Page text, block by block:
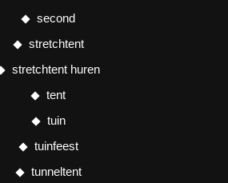
second
stretchtent
stretchtent huren
tent
tuin
tuinfeest
tunneltent